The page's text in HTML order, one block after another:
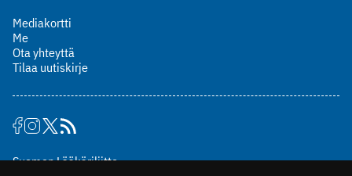
Mediakortti
Me
Ota yhteyttä
Tilaa uutiskirje
Suomen Lääkäriliitto